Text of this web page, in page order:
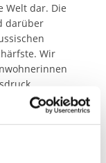
Welt dar. Die
darüber
Wir
Journalisten,
mit den
und
unsere